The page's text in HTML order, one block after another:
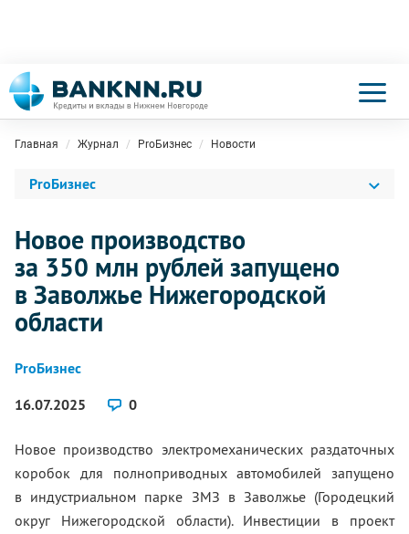
Главная Журнал ProБизнес Новости
ProБизнес
Новое производство
за 350 млн рублей запущено
в Заволжье Нижегородской
области
ProБизнес
16.07.2025
0
Новое производство электромеханических раздаточных
коробок для полноприводных автомобилей запущено
в индустриальном парке ЗМЗ в Заволжье (Городецкий
округ Нижегородской области). Инвестиции в проект